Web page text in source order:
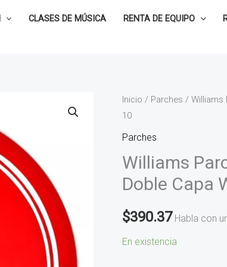
CLASES DE MÚSICA RENTA DE EQUIPO
Inicio / Parches / Williams
10
Parches
Williams
Doble Capa
$390.37 Habla con
En existencia
Williams
Parche
de
Target
Series
Doble
Capa